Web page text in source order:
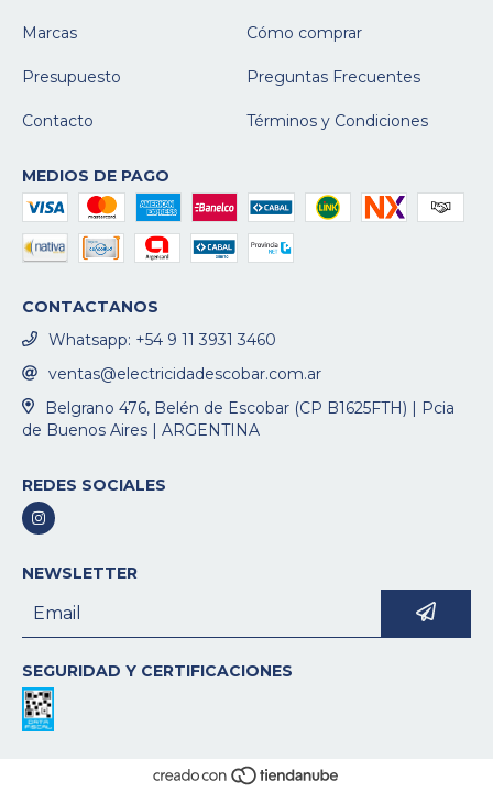
Marcas Cómo comprar
Presupuesto Preguntas Frecuentes
Contacto Términos y Condiciones
MEDIOS DE PAGO
CONTACTANOS
Whatsapp: +54 9 11 3931 3460
ventas@electricidadescobar.com.ar
Belgrano 476, Belén de Escobar (CP B1625FTH) | Pcia
de Buenos Aires | ARGENTINA
REDES SOCIALES
NEWSLETTER
SEGURIDAD Y CERTIFICACIONES